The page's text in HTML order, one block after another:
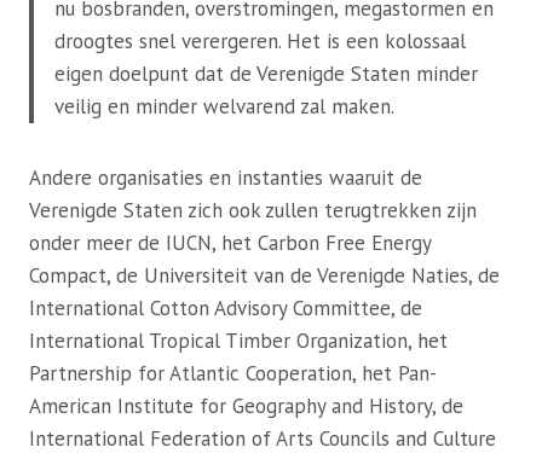
nu bosbranden, overstromingen, megastormen en
droogtes snel verergeren. Het is een kolossaal
eigen doelpunt dat de Verenigde Staten minder
veilig en minder welvarend zal maken.
Andere organisaties en instanties waaruit de
Verenigde Staten zich ook zullen terugtrekken zijn
onder meer de IUCN, het Carbon Free Energy
Compact, de Universiteit van de Verenigde Naties, de
International Cotton Advisory Committee, de
International Tropical Timber Organization, het
Partnership for Atlantic Cooperation, het Pan-
American Institute for Geography and History, de
International Federation of Arts Councils and Culture